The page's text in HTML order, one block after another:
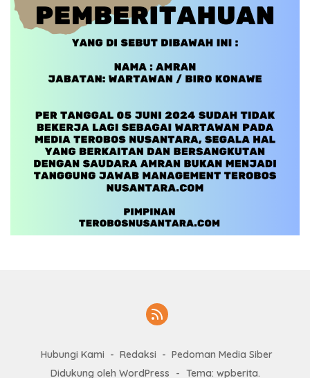
Hubungi Kami Redaksi
Pedoman Media Siber
Didukung oleh WordPress
- Tema: wpberita.